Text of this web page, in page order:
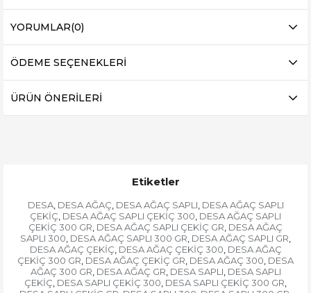
YORUMLAR(0)
ÖDEME SEÇENEKLERI
ÜRÜN ÖNERILERI
Etiketler
DESA, DESA AĞAÇ, DESA AĞAÇ SAPLI, DESA AĞAÇ SAPLI
ÇEKİÇ, DESA AĞAÇ SAPLI ÇEKİÇ 300, DESA AĞAÇ SAPLI
ÇEKİÇ 300 GR, DESA AĞAÇ SAPLI ÇEKİÇ GR, DESA AĞAÇ
SAPLI 300, DESA AĞAÇ SAPLI 300 GR, DESA AĞAÇ SAPLI GR,
DESA AĞAÇ ÇEKİÇ, DESA AĞAÇ ÇEKİÇ 300, DESA AĞAÇ
ÇEKİÇ 300 GR, DESA AĞAÇ ÇEKİÇ GR, DESA AĞAÇ 300, DESA
AĞAÇ 300 GR, DESA AĞAÇ GR, DESA SAPLI, DESA SAPLI
ÇEKİÇ, DESA SAPLI ÇEKİÇ 300, DESA SAPLI ÇEKİÇ 300 GR,